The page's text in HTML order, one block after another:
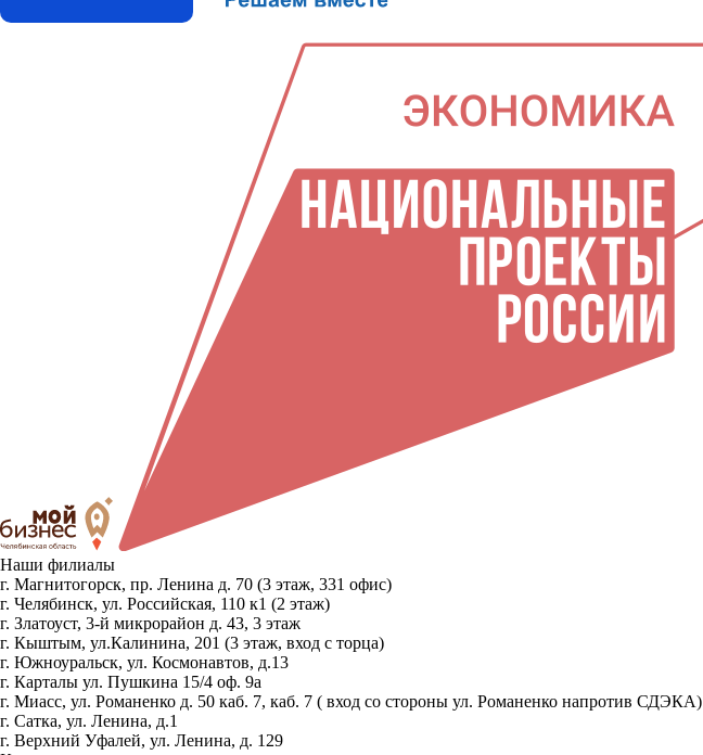
Наши филиалы
г. Магнитогорск, пр. Ленина д. 70 (3 этаж, 331 офис)
г. Челябинск, ул. Российская, 110 к1 (2 этаж)
г. Златоуст, 3-й микрорайон д. 43, 3 этаж
г. Кыштым, ул.Калинина, 201 (3 этаж, вход с торца)
г. Южноуральск, ул. Космонавтов, д.13
г. Карталы ул. Пушкина 15/4 оф. 9а
г. Миасс, ул. Романенко д. 50 каб. 7, каб. 7 ( вход со стороны ул. Романенко напротив СДЭКА)
г. Сатка, ул. Ленина, д.1
г. Верхний Уфалей, ул. Ленина, д. 129